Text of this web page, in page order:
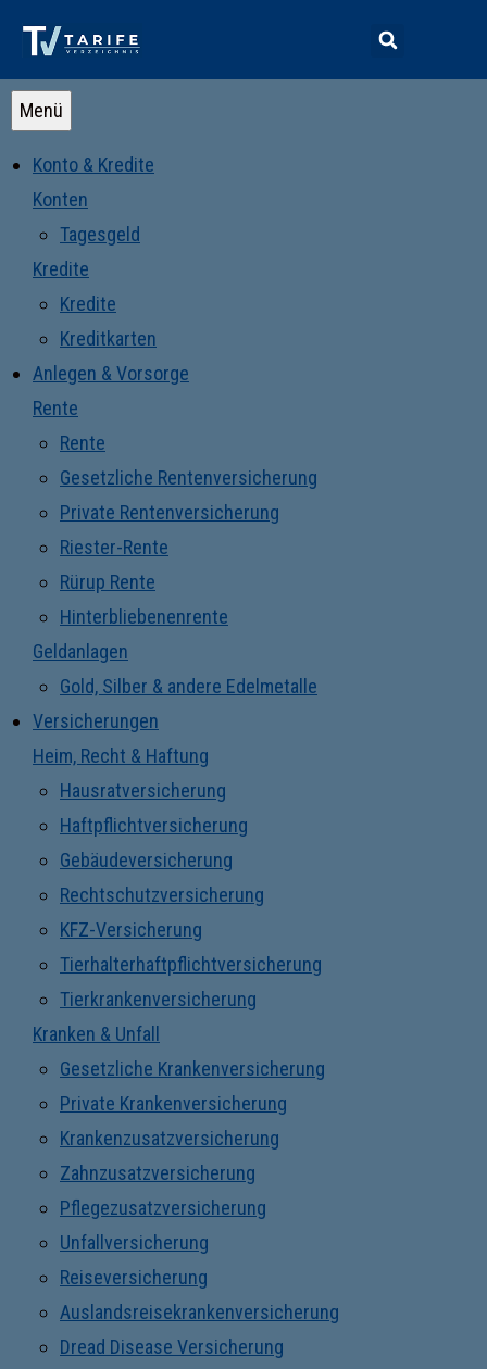
Menü
Konto & Kredite
Konten
Tagesgeld
Kredite
Kredite
Kreditkarten
Anlegen & Vorsorge
Rente
Rente
Gesetzliche Rentenversicherung
Private Rentenversicherung
Riester-Rente
Rürup Rente
Hinterbliebenenrente
Geldanlagen
Gold, Silber & andere Edelmetalle
Versicherungen
Heim, Recht & Haftung
Hausratversicherung
Haftpflichtversicherung
Gebäudeversicherung
Rechtschutzversicherung
KFZ-Versicherung
Tierhalterhaftpflichtversicherung
Tierkrankenversicherung
Kranken & Unfall
Gesetzliche Krankenversicherung
Private Krankenversicherung
Krankenzusatzversicherung
Zahnzusatzversicherung
Pflegezusatzversicherung
Unfallversicherung
Reiseversicherung
Auslandsreisekrankenversicherung
Dread Disease Versicherung